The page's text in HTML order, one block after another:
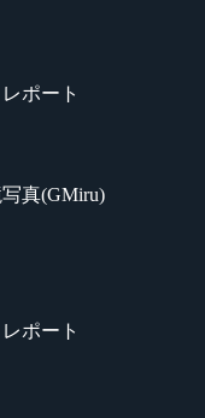
ポート
真(GMiru)
ポート